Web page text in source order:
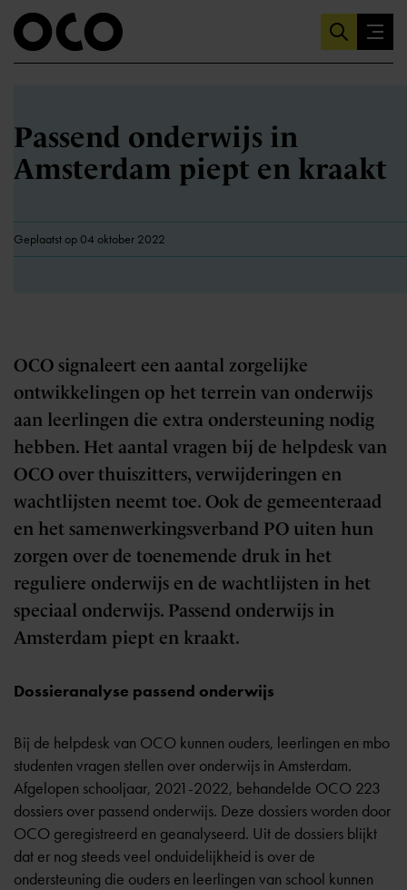
Passend onderwijs in
Amsterdam piept en kraakt
Geplaatst op 04 oktober 2022
OCO signaleert een aantal zorgelijke
ontwikkelingen op het terrein van onderwijs
aan leerlingen die extra ondersteuning nodig
hebben. Het aantal vragen bij de helpdesk van
OCO over thuiszitters, verwijderingen en
wachtlijsten neemt toe. Ook de gemeenteraad
en het samenwerkingsverband PO uiten hun
zorgen over de toenemende druk in het
reguliere onderwijs en de wachtlijsten in het
speciaal onderwijs. Passend onderwijs in
Amsterdam piept en kraakt.
Dossieranalyse passend onderwijs
Bij de helpdesk van OCO kunnen ouders, leerlingen en mbo
studenten vragen stellen over onderwijs in Amsterdam.
Afgelopen schooljaar, 2021-2022, behandelde OCO 223
dossiers over passend onderwijs. Deze dossiers worden door
OCO geregistreerd en geanalyseerd. Uit de dossiers blijkt
dat er nog steeds veel onduidelijkheid is over de
ondersteuning die ouders en leerlingen van school kunnen